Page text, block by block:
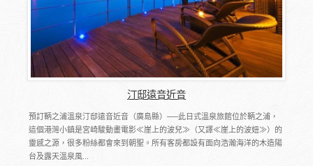
汀邸遠音近音
預訂鞆之浦溫泉汀邸遠音近音（廣島縣）──此日式溫泉旅館位於鞆之浦，
這個港灣小鎮是宮崎駿動畫電影≪崖上的波兒≫（又譯≪崖上的波妞≫）的
靈感之源，很多粉絲都會來到朝聖。所有客房都設有面向浩瀚海洋的木造陽
台及露天溫泉風...